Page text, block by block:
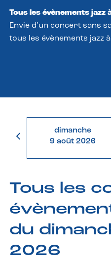
Tous les évènements jazz
Envie d’un concert sans
tous les évènements jazz
dimanche
9 août 2026
Tous les
du
2026